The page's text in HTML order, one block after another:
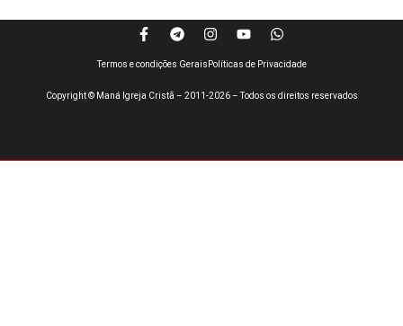
Copyright © Maná Igreja Cristã – 2011-2026 – Todos os direitos reservados
Termos e condições Gerais Políticas de Privacidade